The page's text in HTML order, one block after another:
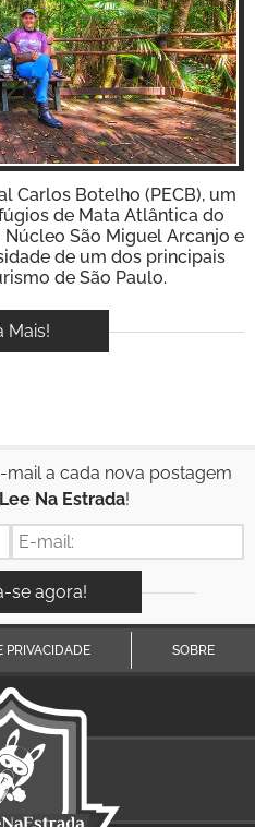
se!
Carlos Botelho (PECB), um
de Mata Atlântica do
São Miguel Arcanjo e
de um dos principais
de São Paulo.
Mais!
mail a cada nova postagem
Na Estrada!
PRIVACIDADE SOBRE